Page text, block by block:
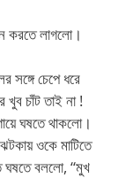
করতে লাগলো।
সঙ্গে চেপে ধরে
খুব চাঁট তাই না !
ঘষতে থাকলো।
ওকে মাটিতে
ঘষতে বললো, “মুখ